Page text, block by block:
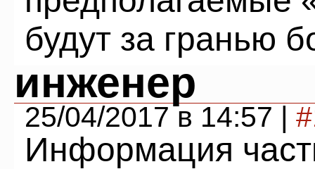
будут за гранью
инженер
25/04/2017 в 14:57 |
Информация